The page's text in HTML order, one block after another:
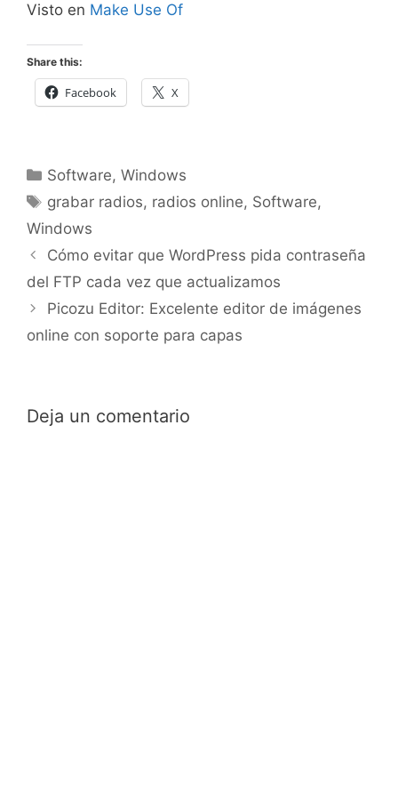
Visto en Make Use Of
Share this:
Facebook X
Categorías
Software,Windows
Etiquetas
grabar radios, radios online, Software,
Windows
Cómo evitar que WordPress pida contraseña
del FTP cada vez que actualizamos
Picozu Editor: Excelente editor de imágenes
online con soporte para capas
Deja un comentario